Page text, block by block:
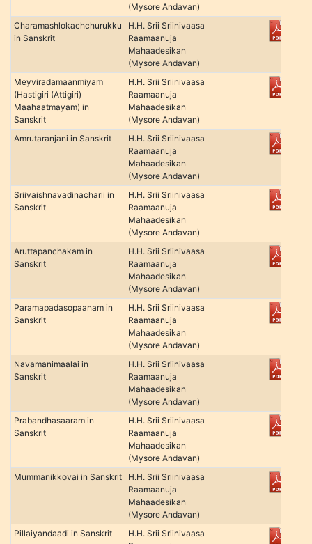
(Mysore Andavan)
Charamashlokachchurukku
in Sanskrit
H.H. Srii Sriinivaasa
Raamaanuja
Mahaadesikan
(Mysore Andavan)
Meyviradamaanmiyam
(Hastigiri (Attigiri)
Maahaatmayam) in
Sanskrit
H.H. Srii Sriinivaasa
Raamaanuja
Mahaadesikan
(Mysore Andavan)
Amrutaranjani in Sanskrit
H.H. Srii Sriinivaasa
Raamaanuja
Mahaadesikan
(Mysore Andavan)
Sriivaishnavadinacharii in
Sanskrit
H.H. Srii Sriinivaasa
Raamaanuja
Mahaadesikan
(Mysore Andavan)
Aruttapanchakam in
Sanskrit
H.H. Srii Sriinivaasa
Raamaanuja
Mahaadesikan
(Mysore Andavan)
Paramapadasopaanam in
Sanskrit
H.H. Srii Sriinivaasa
Raamaanuja
Mahaadesikan
(Mysore Andavan)
Navamanimaalai in
Sanskrit
H.H. Srii Sriinivaasa
Raamaanuja
Mahaadesikan
(Mysore Andavan)
Prabandhasaaram in
Sanskrit
H.H. Srii Sriinivaasa
Raamaanuja
Mahaadesikan
(Mysore Andavan)
Mummanikkovai in Sanskrit
H.H. Srii Sriinivaasa
Raamaanuja
Mahaadesikan
(Mysore Andavan)
Pillaiyandaadi in Sanskrit
H.H. Srii Sriinivaasa